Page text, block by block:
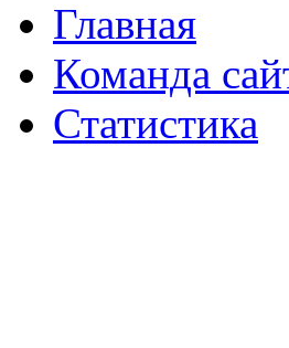
Главная
Команда
Статистика